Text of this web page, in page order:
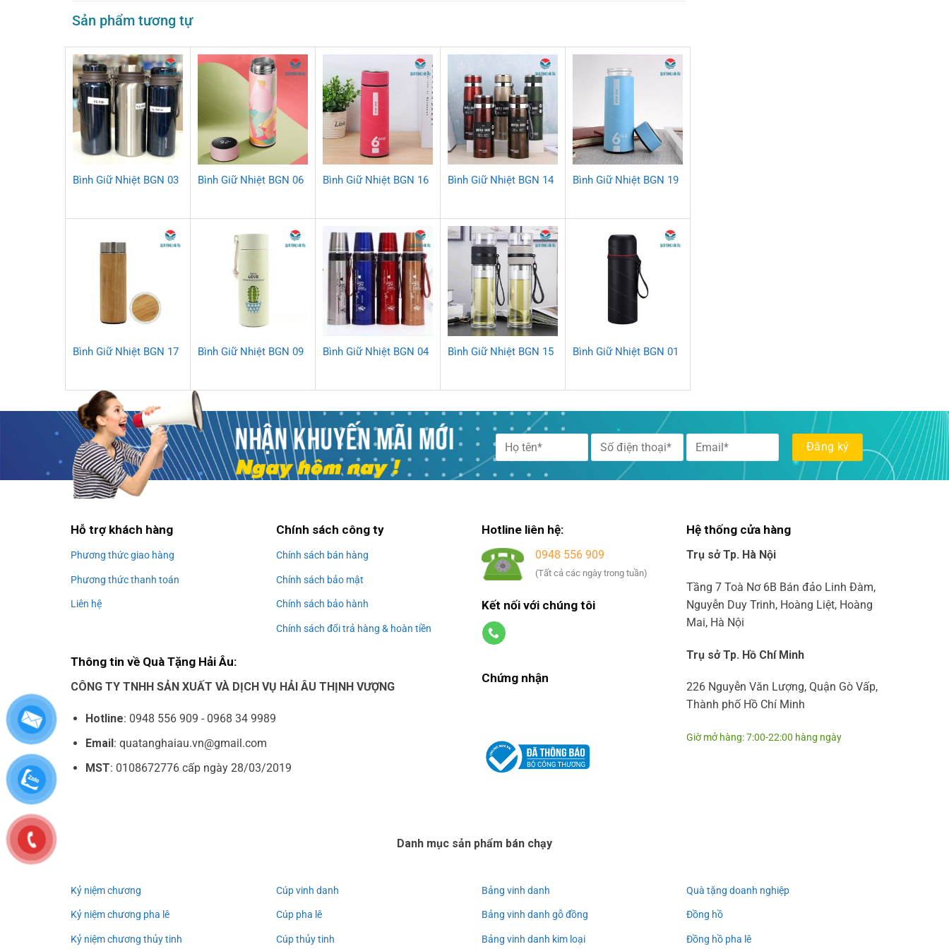
Sản phẩm tương tự
Bình Giữ Nhiệt BGN 03 Bình Giữ Nhiệt BGN 06 Bình Giữ Nhiệt BGN 16 Bình Giữ Nhiệt BGN 14 Bình Giữ Nhiệt BGN 19
Bình Giữ Nhiệt BGN 17 Bình Giữ Nhiệt BGN 09 Bình Giữ Nhiệt BGN 04 Bình Giữ Nhiệt BGN 15 Bình Giữ Nhiệt BGN 01
Alternative:
Hỗ trợ khách hàng
Phương thức giao hàng
Phương thức thanh toán
Liên hệ
Chính sách công ty
Chính sách bán hàng
Chính sách bảo mật
Chính sách bảo hành
Chính sách đổi trả hàng & hoàn tiền
Thông tin về Quà Tặng Hải Âu:
CÔNG TY TNHH SẢN XUẤT VÀ DỊCH VỤ HẢI ÂU THỊNH VƯỢNG
Hotline: 0948 556 909 - 0968 34 9989
Email: quatanghaiau.vn@gmail.com
MST: 0108672776 cấp ngày 28/03/2019
Hotline liên hệ:
0948 556 909
(Tất cả các ngày trong tuần)
Kết nối với chúng tôi
Chứng nhận
Hệ thống cửa hàng
Trụ sở Tp. Hà Nội
Tầng 7 Toà Nơ 6B Bán đảo Linh Đàm,
Nguyễn Duy Trinh, Hoàng Liệt, Hoàng
Mai, Hà Nội
Trụ sở Tp. Hồ Chí Minh
226 Nguyễn Văn Lượng, Quận Gò Vấp,
Thành phố Hồ Chí Minh
Giờ mở hàng: 7:00-22:00 hàng ngày
Danh mục sản phẩm bán chạy
Kỷ niệm chương
Kỷ niệm chương pha lê
Kỷ niệm chương thủy tinh
Cúp vinh danh
Cúp pha lê
Cúp thủy tinh
Bảng vinh danh
Bảng vinh danh gỗ đồng
Bảng vinh danh kim loại
Quà tặng doanh nghiệp
Đồng hồ
Đồng hồ pha lê